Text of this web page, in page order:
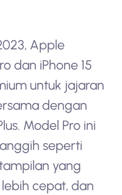
Apple
dan iPhone 15
untuk jajaran
dengan
Model Pro ini
seperti
yang
cepat, dan